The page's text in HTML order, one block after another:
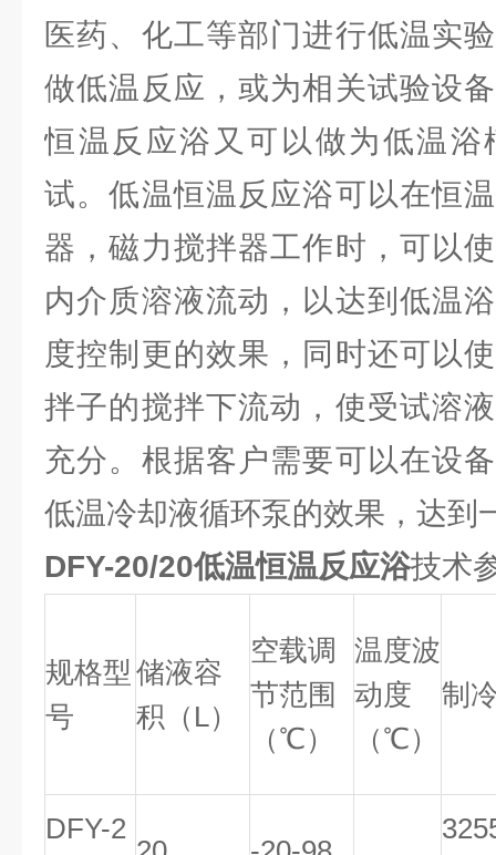
医药、化工等部门进行低温实
做低温反应，或为相关试验设
恒温反应浴又可以做为低温浴
试。低温恒温反应浴可以在恒
器，磁力搅拌器工作时，可以
内介质溶液流动，以达到低温
度控制更的效果，同时还可以
拌子的搅拌下流动，使受试溶
充分。根据客户需要可以在设
低温冷却液循环泵的效果，达到
DFY-20/20低温恒温反应浴技术
规格型
号
储液容
积（L）
空载调
节范围
（℃）
温度波
动度
（℃）
制
DFY-2